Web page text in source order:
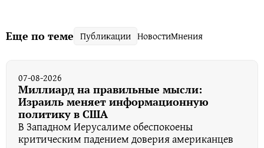
Еще по теме Публикации НовостиМнения
07-08-2026
Миллиард на правильные мысли:
Израиль меняет информационную
политику в США
В Западном Иерусалиме обеспокоены
критическим падением доверия американцев